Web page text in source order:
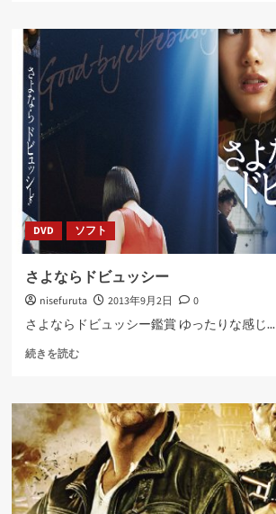
リ
ダ
リ
に
DVD ソフト
さよならドビュッシー
nisefuruta 2013年9月2日
0
さよならドビュッシー鑑賞 ゆったりな感じ...
続きを読むさ
ら
ド
ビ
ュ
ッ
シ
ー